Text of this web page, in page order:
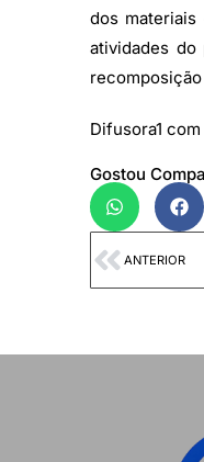
dos
atividades do
Difusora1
Gostou
ANTERIOR